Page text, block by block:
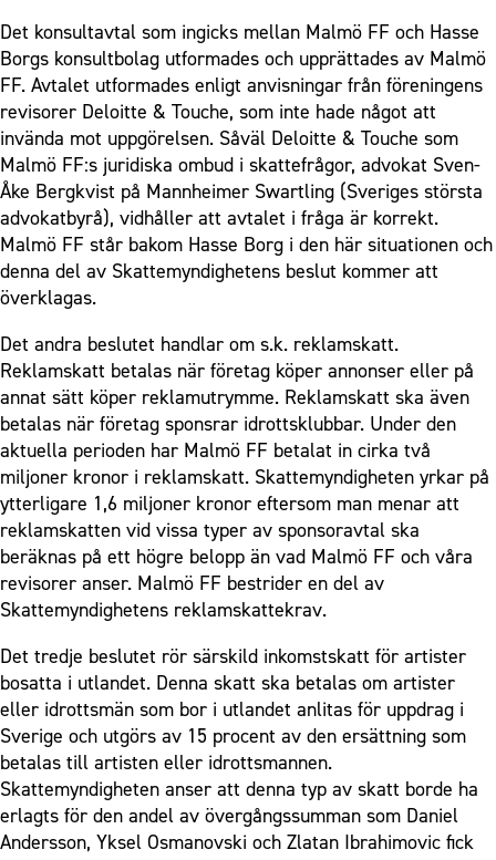
Det konsultavtal som ingicks mellan Malmö FF och Hasse
Borgs konsultbolag utformades och upprättades av Malmö
FF. Avtalet utformades enligt anvisningar från föreningens
revisorer Deloitte & Touche, som inte hade något att
invända mot uppgörelsen. Såväl Deloitte & Touche som
Malmö FF:s juridiska ombud i skattefrågor, advokat Sven-
Åke Bergkvist på Mannheimer Swartling (Sveriges största
advokatbyrå), vidhåller att avtalet i fråga är korrekt.
Malmö FF står bakom Hasse Borg i den här situationen och
denna del av Skattemyndighetens beslut kommer att
överklagas.
Det andra beslutet handlar om s.k. reklamskatt.
Reklamskatt betalas när företag köper annonser eller på
annat sätt köper reklamutrymme. Reklamskatt ska även
betalas när företag sponsrar idrottsklubbar. Under den
aktuella perioden har Malmö FF betalat in cirka två
miljoner kronor i reklamskatt. Skattemyndigheten yrkar på
ytterligare 1,6 miljoner kronor eftersom man menar att
reklamskatten vid vissa typer av sponsoravtal ska
beräknas på ett högre belopp än vad Malmö FF och våra
revisorer anser. Malmö FF bestrider en del av
Skattemyndighetens reklamskattekrav.
Det tredje beslutet rör särskild inkomstskatt för artister
bosatta i utlandet. Denna skatt ska betalas om artister
eller idrottsmän som bor i utlandet anlitas för uppdrag i
Sverige och utgörs av 15 procent av den ersättning som
betalas till artisten eller idrottsmannen.
Skattemyndigheten anser att denna typ av skatt borde ha
erlagts för den andel av övergångssumman som Daniel
Andersson, Yksel Osmanovski och Zlatan Ibrahimovic fick